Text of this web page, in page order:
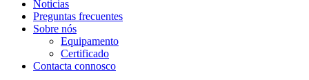
Noticias
Preguntas frecuentes
Sobre nós
Equipamento
Certificado
Contacta connosco